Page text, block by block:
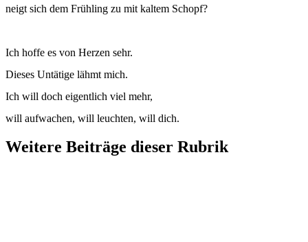
neigt sich dem Frühling zu mit kaltem Schopf?
Ich hoffe es von Herzen sehr.
Dieses Untätige lähmt mich.
Ich will doch eigentlich viel mehr,
will aufwachen, will leuchten, will dich.
Weitere Beiträge dieser Rubrik